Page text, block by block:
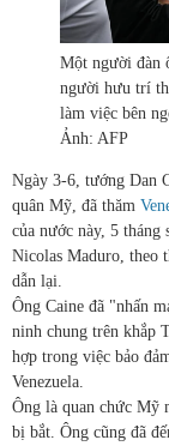
Một người đàn
người hưu trí
làm việc bên
Ảnh: AFP
Ngày 3-6, tướng Dan
quân Mỹ, đã thăm
của nước này, 5
Nicolas Maduro, theo
dẫn lại.
Ông Caine đã "nhấn
ninh chung trên khắp
hợp trong việc bảo
Venezuela.
Ông là quan chức Mỹ
bị bắt. Ông cũng đã